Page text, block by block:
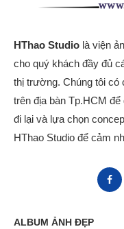
HThao Studio là viện
cho quý khách đầy đủ
thị trường. Chúng tôi
trên địa bàn Tp.HCM
đi lại và lựa chọn
HThao Studio để cảm
ALBUM ẢNH ĐẸP